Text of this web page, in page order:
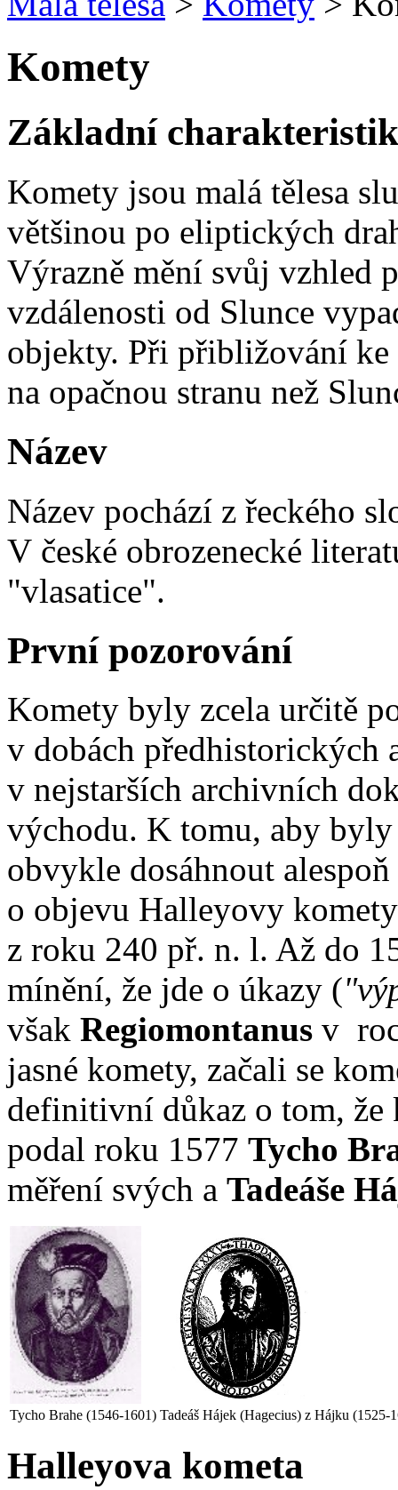
Komety
Základní
Komety jsou malá tělesa
většinou po eliptických
Výrazně mění svůj vzhled
vzdálenosti od Slunce
objekty. Při přibližování
na opačnou stranu než
Název
Název pochází z řeckého
V české obrozenecké
"vlasatice".
První pozorování
Komety byly zcela určitě
v dobách předhistorických
v nejstarších archivních
východu. K tomu, aby byly
obvykle dosáhnout
o objevu Halleyovy
z roku 240 př. n. l. Až do
mínění, že jde o úkazy (
však Regiomontanus v
jasné komety, začali se
definitivní důkaz o tom, že
podal roku 1577 Tycho
měření svých a Tadeáše
Tycho Brahe (1546-1601) Tadeáš Hájek (Hagecius) z Hájku (1525-
Halleyova kometa